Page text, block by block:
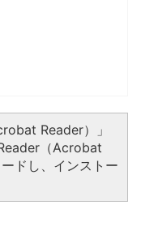
Reader）」
（Acrobat
ドし、インストー